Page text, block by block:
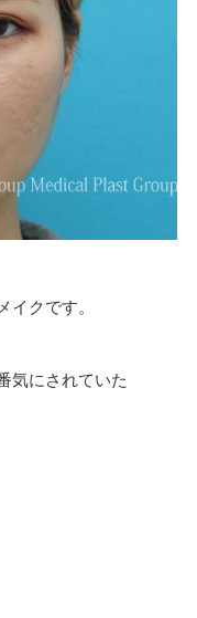
イクです。
気にされていた